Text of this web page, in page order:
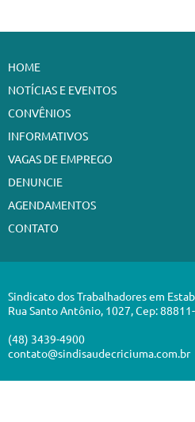
HOME
NOTÍCIAS E EVENTOS
CONVÊNIOS
INFORMATIVOS
VAGAS DE EMPREGO
DENUNCIE
AGENDAMENTOS
CONTATO
Sindicato dos Trabalhadores em
Rua Santo Antônio, 1027, Cep:
(48) 3439-4900
contato@sindisaudecriciuma.com.br